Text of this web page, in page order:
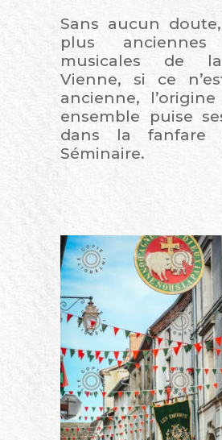
Sans aucun
plus anciennes
musicales de
Vienne, si ce
ancienne,
ensemble puise
dans la fanfare
Séminaire.